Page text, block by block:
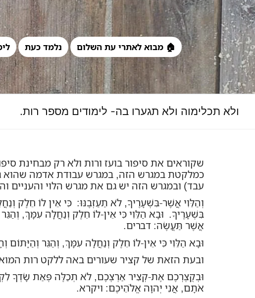
דלג
לתוכן
🏠 מבוא לאתרי עת השלום נלמד כעת
ולא תכלימוה ולא תגערו בה- לימודים מספר רות.
שקוראים את סיפור בועז ורות ולא רק מבחינת
כמלקטת במגרש הזה, במגרש עבודת אדמה שהוא
עבד) ובמגרש הזה יש גם את מגרש הלוי והעניים
וְהַלֵּוִי אֲשֶׁר-בִּשְׁעָרֶיךָ, לֹא תַעַזְבֶנּוּ: כִּי אֵין לוֹ חֵלֶק
בִּשְׁעָרֶיךָ. וּבָא הַלֵּוִי כִּי אֵין-לוֹ חֵלֶק וְנַחֲלָה עִמָּךְ,
אֲשֶׁר תַּעֲשֶׂה: דברים.
וּבָא הַלֵּוִי כִּי אֵין-לוֹ חֵלֶק וְנַחֲלָה עִמָּךְ, וְהַגֵּר
ובעת הזאת של קציר שעורים באה ללקט רות
וּבְקֻצְרְכֶם אֶת-קְצִיר אַרְצְכֶם, לֹא תְכַלֶּה פְּאַת שָׂדְךָ
אֹתָם, אֲנִי יְהוָה אֱלֹהֵיכֶם: ויקרא.